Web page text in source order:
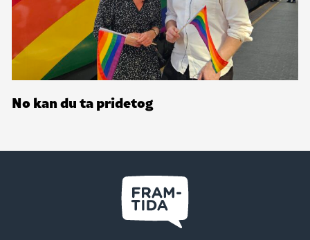
No kan du ta pridetog